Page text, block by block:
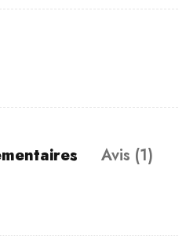
Avis (1)